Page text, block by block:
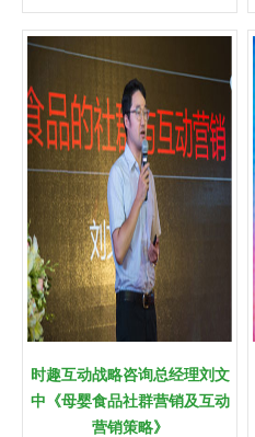
时趣互动战略咨询总经理刘文
中《母婴食品社群营销及互动
营销策略》